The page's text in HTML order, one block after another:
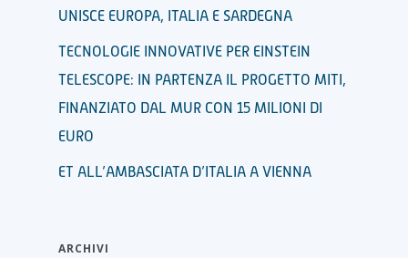
UNISCE EUROPA, ITALIA E SARDEGNA
TECNOLOGIE INNOVATIVE PER EINSTEIN
TELESCOPE: IN PARTENZA IL PROGETTO MITI,
FINANZIATO DAL MUR CON 15 MILIONI DI
EURO
ET ALL’AMBASCIATA D’ITALIA A VIENNA
ARCHIVI